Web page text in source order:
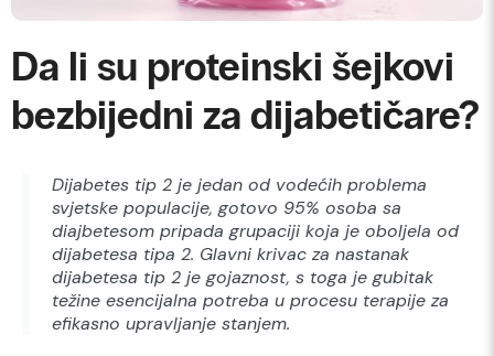
Da li su proteinski šejkovi
bezbijedni za dijabetičare?
Dijabetes tip 2 je jedan od vodećih problema
svjetske populacije, gotovo 95% osoba sa
diajbetesom pripada grupaciji koja je oboljela od
dijabetesa tipa 2. Glavni krivac za nastanak
dijabetesa tip 2 je gojaznost, s toga je gubitak
težine esencijalna potreba u procesu terapije za
efikasno upravljanje stanjem.